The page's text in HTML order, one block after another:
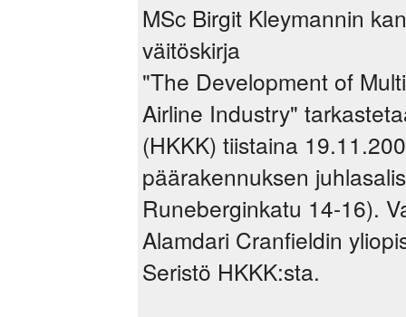
MSc Birgit Kleymannin
väitöskirja
"The Development of
Airline Industry"
(HKKK) tiistaina
päärakennuksen
Runeberginkatu 14-16).
Alamdari Cranfieldin
Seristö HKKK:sta.